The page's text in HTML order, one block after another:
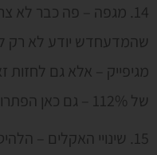
14. מגפה – פה כבר לא
שהמדעחדש יודע לא רק
מגיפייק – אלא גם לחזות
של 112% – גם כאן הפתרון בטוח ויעיל
15. שינויי האקלים –